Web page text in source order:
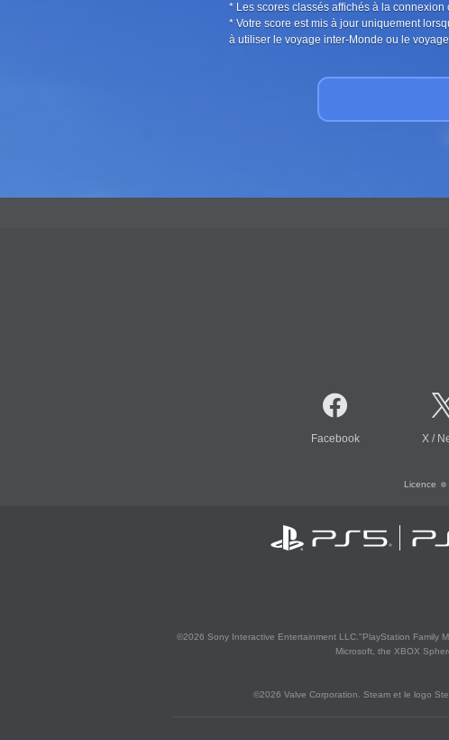
* Les scores classés affichés à la
* Votre score est mis à jour uniquement
à utiliser le voyage inter-Monde ou le
Facebook X /
Licence
©2026 Sony Interactive Entertainment LLC."PlayStation Family
Microsoft, the XBOX
©2026 Valve Corporation. Steam et le logo